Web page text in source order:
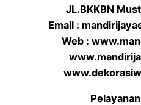
JL.BKKBN
Email :
Web :